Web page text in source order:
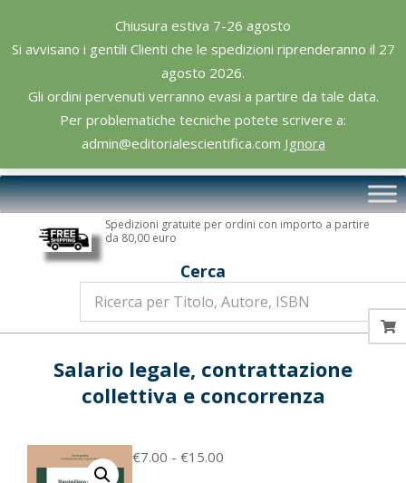
Chiusura estiva 7-26 agosto
Si avvisano i gentili Clienti che le spedizioni riprenderanno il 27
agosto 2026.
Gli ordini pervenuti verranno evasi a partire da tale data.
Per problematiche tecniche potete scrivere a:
admin@editorialescientifica.com Ignora
content
Editoriale
Scientifica
Primary
Navigation
Spedizioni gratuite per ordini con importo a partire
da 80,00 euro
Cerca
Salario legale, contrattazione
collettiva e concorrenza
€7.00 - €15.00